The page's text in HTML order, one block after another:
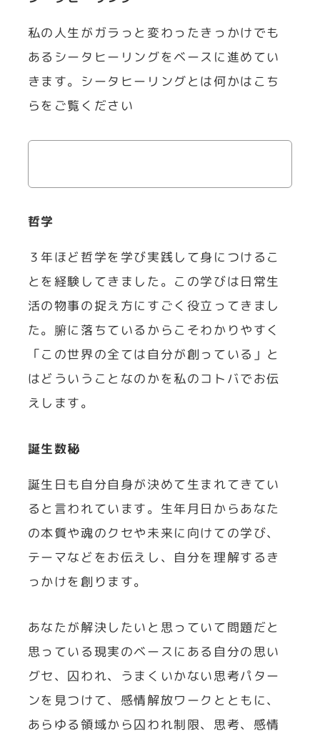
私の人生がガラっと変わったきっかけでも
あるシータヒーリングをベースに進めてい
きます。シータヒーリングとは何かはこち
らをご覧ください
哲学
３年ほど哲学を学び実践して身につけるこ
とを経験してきました。この学びは日常生
活の物事の捉え方にすごく役立ってきまし
た。腑に落ちているからこそわかりやすく
「この世界の全ては自分が創っている」と
はどういうことなのかを私のコトバでお伝
えします。
誕生数秘
誕生日も自分自身が決めて生まれてきてい
ると言われています。生年月日からあなた
の本質や魂のクセや未来に向けての学び、
テーマなどをお伝えし、自分を理解するき
っかけを創ります。
あなたが解決したいと思っていて問題だと
思っている現実のベースにある自分の思い
グセ、囚われ、うまくいかない思考パター
ンを見つけて、感情解放ワークとともに、
あらゆる領域から囚われ制限、思考、感情